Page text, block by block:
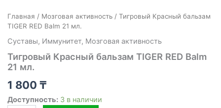
Главная / Мозговая активность/ Тигровый Красный бальзам
TIGER RED Balm 21 мл.
Cуставы, Иммунитет, Мозговая активность
Тигровый Красный бальзам TIGER RED Balm
21 мл.
1 800 ₸
Доступность: 3 в наличии